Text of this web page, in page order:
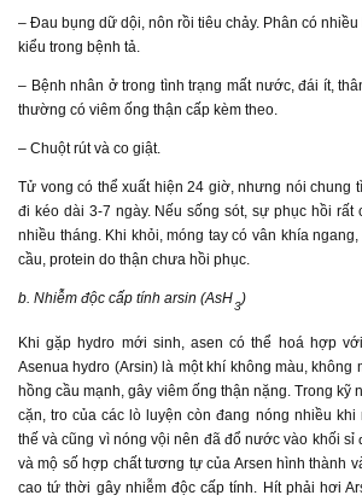
– Đau bụng dữ dội, nôn rồi tiêu chảy. Phân có
kiểu trong bệnh tả.
– Bệnh nhân ở trong tình trạng mất nước, đái ít,
thường có viêm ống thận cấp kèm theo.
– Chuột rút và co giật.
Tử vong có thể xuất hiện 24 giờ, nhưng nói chung
đi kéo dài 3-7 ngày. Nếu sống sót, sự phục hồi rất
nhiều tháng. Khi khỏi, móng tay có vân khía
cầu, protein do thận chưa hồi phục.
b. Nhiễm độc cấp tính arsin (AsH3)
Khi gặp hydro mới sinh, asen có thể hoá hợp
Asenua hydro (Arsin) là một khí không màu, không
hồng cầu mạnh, gây viêm ống thận nặng. Trong kỹ
cặn, tro của các lò luyện còn đang nóng nhiều
thế và cũng vì nóng vội nên đã đổ nước vào khối sỉ
và mộ số hợp chất tương tự của Arsen hình thành
cao tứ thời gây nhiễm độc cấp tính. Hít phải hơi